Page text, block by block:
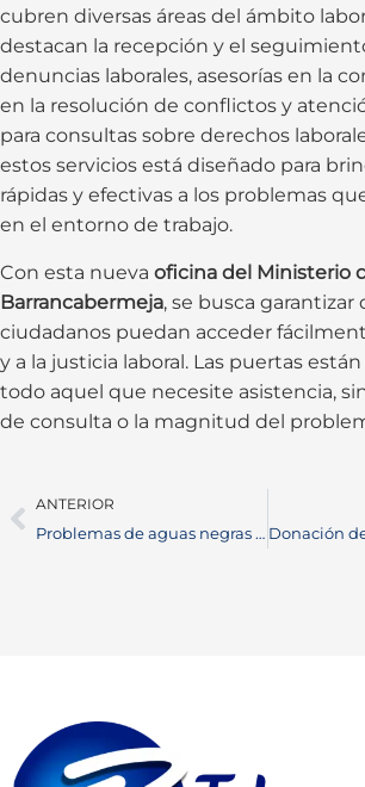
cubren diversas áreas del ámbito
destacan la recepción y el
denuncias laborales, asesorías en la
en la resolución de conflictos y
para consultas sobre derechos
estos servicios está diseñado para
rápidas y efectivas a los problemas
en el entorno de trabajo.
Con esta nueva oficina del Ministerio
Barrancabermeja, se busca garantizar
ciudadanos puedan acceder
y a la justicia laboral. Las puertas
todo aquel que necesite asistencia,
de consulta o la magnitud del
ANTERIOR
Problemas de aguas negras en Barrancabermeja afectan a la comunidad de Pablo Acuña